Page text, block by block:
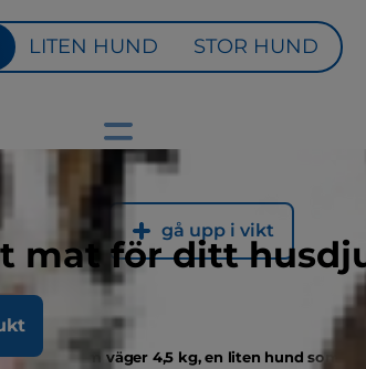
mat för ditt
LITEN HUND STOR HUND
i vikt gå upp i vikt
en katt som väger 4,5 kg, en liten hund som